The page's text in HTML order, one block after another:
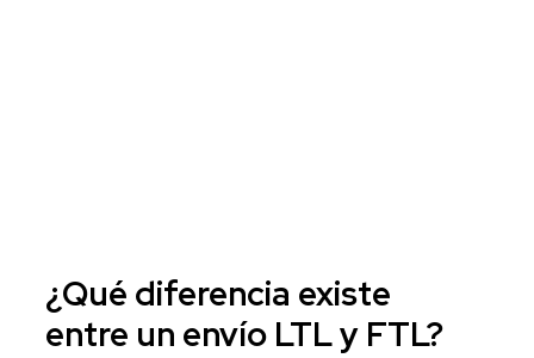
¿Qué diferencia existe
entre un envío LTLy FTL?